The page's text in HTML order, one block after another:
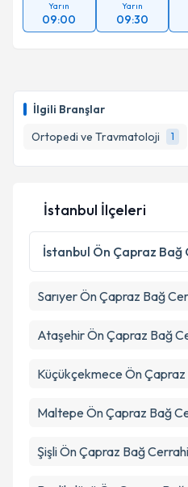
İlgili Branşlar
Ortopedi ve Travmatoloji
1
Takvim
Yarın
09:00
Yarın
09:30
İstanbul İlçeleri
İstanbul Ön Çapraz Bağ
SarıyerÖn Çapraz Bağ
AtaşehirÖn Çapraz Bağ
Küçükçekmece Ön
Maltepe Ön Çapraz Bağ
ŞişliÖn Çapraz Bağ